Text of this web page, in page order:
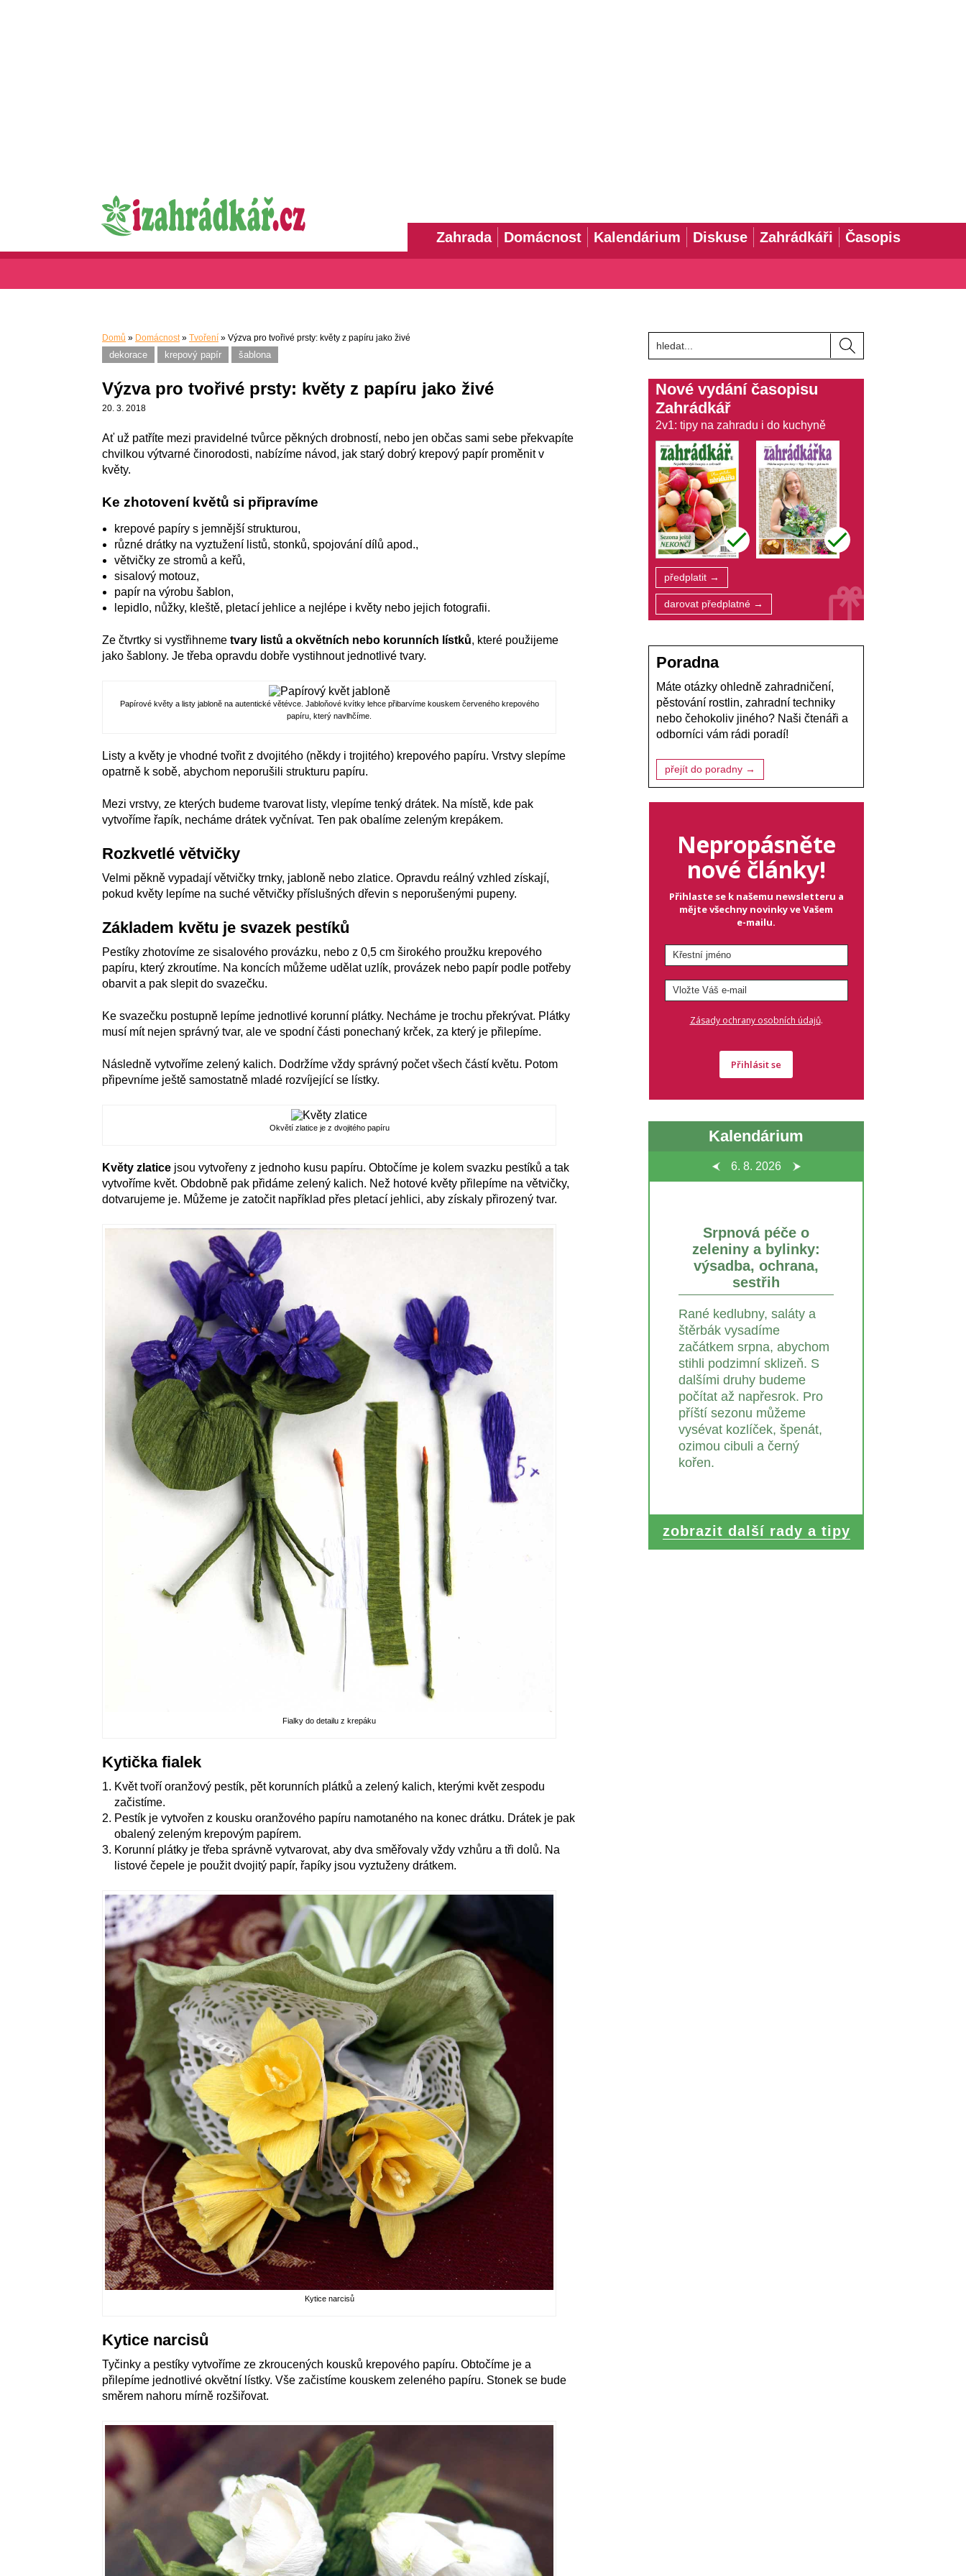
Zahrada Domácnost Kalendárium Diskuse Zahrádkáři Časopis
Domů » Domácnost» Tvoření » Výzva pro tvořivé prsty: květy z papíru jako živé
dekorace krepový papír šablona
Výzva pro tvořivé prsty: květy z papíru jako živé
20. 3. 2018
Ať už patříte mezi pravidelné tvůrce pěkných drobností, nebo jen občas sami sebe překvapíte
chvilkou výtvarné činorodosti, nabízíme návod, jak starý dobrý krepový papír proměnit v
květy.
Ke zhotovení květů si připravíme
krepové papíry s jemnější strukturou,
různé drátky na vyztužení listů, stonků, spojování dílů apod.,
větvičky ze stromů a keřů,
sisalový motouz,
papír na výrobu šablon,
lepidlo, nůžky, kleště, pletací jehlice a nejlépe i květy nebo jejich fotografii.
Ze čtvrtky si vystřihneme tvary listů a okvětních nebo korunních lístků, které použijeme
jako šablony. Je třeba opravdu dobře vystihnout jednotlivé tvary.
Papírové květy a listy jabloně na autentické větévce. Jabloňové kvítky lehce přibarvíme kouskem červeného krepového
papíru, který navlhčíme.
Listy a květy je vhodné tvořit z dvojitého (někdy i trojitého) krepového papíru. Vrstvy slepíme
opatrně k sobě, abychom neporušili strukturu papíru.
Mezi vrstvy, ze kterých budeme tvarovat listy, vlepíme tenký drátek. Na místě, kde pak
vytvoříme řapík, necháme drátek vyčnívat. Ten pak obalíme zeleným krepákem.
Rozkvetlé větvičky
Velmi pěkně vypadají větvičky trnky, jabloně nebo zlatice. Opravdu reálný vzhled získají,
pokud květy lepíme na suché větvičky příslušných dřevin s neporušenými pupeny.
Základem květu je svazek pestíků
Pestíky zhotovíme ze sisalového provázku, nebo z 0,5 cm širokého proužku krepového
papíru, který zkroutíme. Na koncích můžeme udělat uzlík, provázek nebo papír podle potřeby
obarvit a pak slepit do svazečku.
Ke svazečku postupně lepíme jednotlivé korunní plátky. Necháme je trochu překrývat. Plátky
musí mít nejen správný tvar, ale ve spodní části ponechaný krček, za který je přilepíme.
Následně vytvoříme zelený kalich. Dodržíme vždy správný počet všech částí květu. Potom
připevníme ještě samostatně mladé rozvíjející se lístky.
Okvětí zlatice je z dvojitého papíru
Květy zlatice jsou vytvořeny z jednoho kusu papíru. Obtočíme je kolem svazku pestíků a tak
vytvoříme květ. Obdobně pak přidáme zelený kalich. Než hotové květy přilepíme na větvičky,
dotvarujeme je. Můžeme je zatočit například přes pletací jehlici, aby získaly přirozený tvar.
Fialky do detailu z krepáku
Kytička fialek
Květ tvoří oranžový pestík, pět korunních plátků a zelený kalich, kterými květ zespodu
začistíme.
Pestík je vytvořen z kousku oranžového papíru namotaného na konec drátku. Drátek je pak
obalený zeleným krepovým papírem.
Korunní plátky je třeba správně vytvarovat, aby dva směřovaly vždy vzhůru a tři dolů. Na
listové čepele je použit dvojitý papír, řapíky jsou vyztuženy drátkem.
Kytice narcisů
Kytice narcisů
Tyčinky a pestíky vytvoříme ze zkroucených kousků krepového papíru. Obtočíme je a
přilepíme jednotlivé okvětní lístky. Vše začistíme kouskem zeleného papíru. Stonek se bude
směrem nahoru mírně rozšiřovat.
Nové vydání časopisu
Zahrádkář
2v1: tipy na zahradu i do kuchyně
předplatit →
darovat předplatné →
Poradna
Máte otázky ohledně zahradničení,
pěstování rostlin, zahradní techniky
nebo čehokoliv jiného? Naši čtenáři a
odborníci vám rádi poradí!
přejít do poradny →
Nepropásněte
nové články!
Přihlaste se k našemu newsletteru a
mějte všechny novinky ve Vašem
e-mailu.
Zásady ochrany osobních údajů.
Přihlásit se
Kalendárium
6. 8. 2026
Srpnová péče o
zeleniny a bylinky:
výsadba, ochrana,
sestřih
Rané kedlubny, saláty a
štěrbák vysadíme
začátkem srpna, abychom
stihli podzimní sklizeň. S
dalšími druhy budeme
počítat až napřesrok. Pro
příští sezonu můžeme
vysévat kozlíček, špenát,
ozimou cibuli a černý
kořen.
zobrazit další rady a tipy